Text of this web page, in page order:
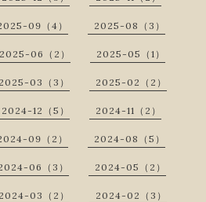
09（4） 2025-08（3）
2025-06（2） 2025-05（1）
2025-03（3） 2025-02（2）
2024-12（5） 2024-11（2）
09（2） 2024-08（5）
06（3） 2024-05（2）
2024-03（2） 2024-02（3）